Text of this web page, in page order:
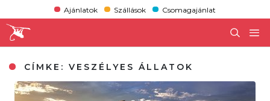
Ajánlatok Szállások Csomagajánlat
CÍMKE:VESZÉLYES ÁLLATOK